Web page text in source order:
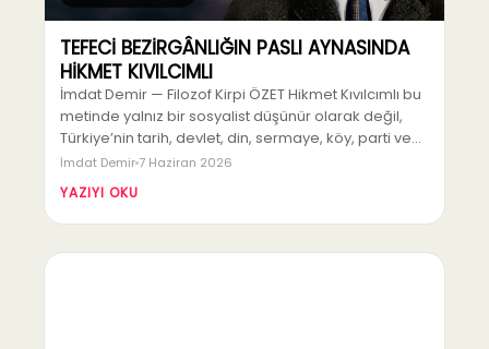
TEFECİ BEZİRGÂNLIĞIN PASLI AYNASINDA
HİKMET KIVILCIMLI
İmdat Demir — Filozof Kirpi ÖZET Hikmet Kıvılcımlı bu
metinde yalnız bir sosyalist düşünür olarak değil,
Türkiye’nin tarih, devlet, din, sermaye, köy, parti ve…
İmdat Demir 7 Haziran 2026
YAZIYI OKU